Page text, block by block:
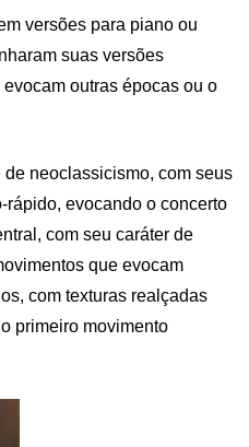
versões para piano ou
suas versões
outras épocas ou o
neoclassicismo, com seus
rápido, evocando o concerto
com seu caráter de
que evocam
com texturas realçadas
primeiro movimento